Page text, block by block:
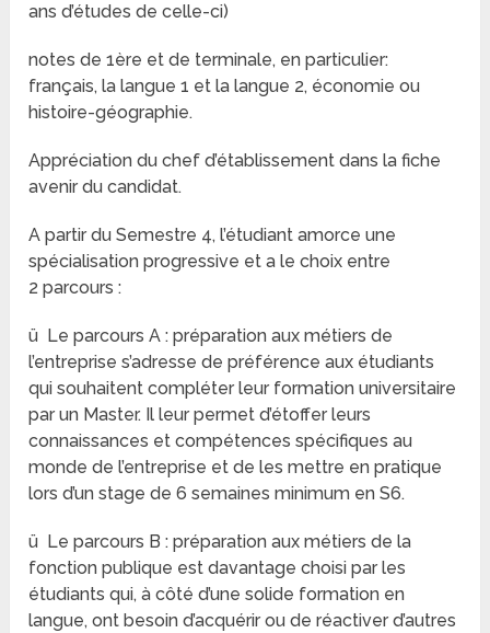
ans d’études de celle-ci)
notes de 1ère et de terminale, en particulier:
français, la langue 1 et la langue 2, économie ou
histoire-géographie.
Appréciation du chef d’établissement dans la fiche
avenir du candidat.
A partir du Semestre 4, l’étudiant amorce une
spécialisation progressive et a le choix entre
2 parcours :
ü Le parcours A : préparation aux métiers de
l’entreprise s’adresse de préférence aux étudiants
qui souhaitent compléter leur formation universitaire
par un Master. Il leur permet d’étoffer leurs
connaissances et compétences spécifiques au
monde de l’entreprise et de les mettre en pratique
lors d’un stage de 6 semaines minimum en S6.
ü Le parcours B : préparation aux métiers de la
fonction publique est davantage choisi par les
étudiants qui, à côté d’une solide formation en
langue, ont besoin d’acquérir ou de réactiver d’autres